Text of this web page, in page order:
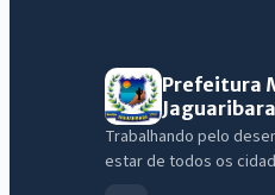
Prefeitura
Jaguaribara
Trabalhando pelo
estar de todos os